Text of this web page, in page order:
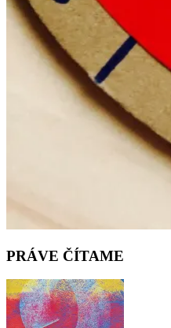
PRÁVE ČÍTAME